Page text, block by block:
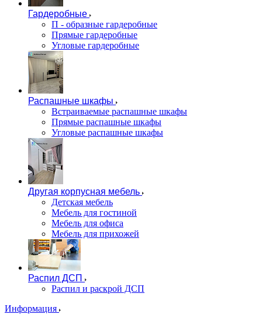
Гардеробные
П - образные гардеробные
Прямые гардеробные
Угловые гардеробные
Распашные шкафы
Встраиваемые распашные шкафы
Прямые распашные шкафы
Угловые распашные шкафы
Другая корпусная мебель
Детская мебель
Мебель для гостиной
Мебель для офиса
Мебель для прихожей
Распил ДСП
Распил и раскрой ДСП
Информация